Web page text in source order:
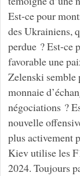
Est-ce pour
des Ukrainiens,
perdue ? Est-ce
favorable une
Zelenski semble
monnaie
négociations ?
nouvelle
plus activement
Kiev utilise les
2024. Toujours